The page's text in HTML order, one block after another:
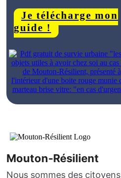
Je télécharge mon
guide !
Mouton-Résilient
Nous sommes des citoyens